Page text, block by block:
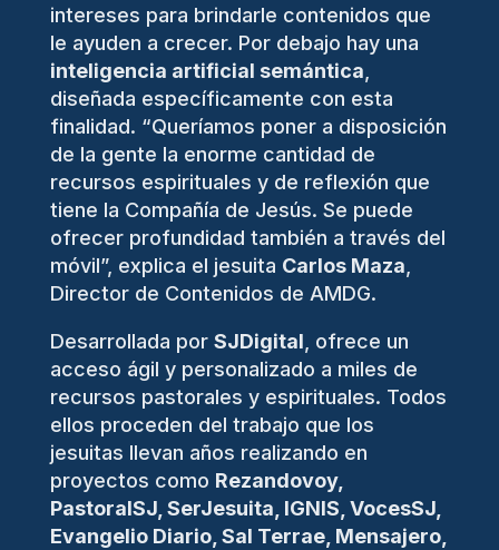
intereses para brindarle contenidos que
le ayuden a crecer. Por debajo hay una
inteligencia artificial semántica
diseñada específicamente con esta
finalidad. “Queríamos poner a disposición
de la gente la enorme cantidad de
recursos espirituales y de reflexión que
tiene la Compañía de Jesús. Se puede
ofrecer profundidad también a través del
móvil”, explica el jesuita Carlos Maza
Director de Contenidos de AMDG.
Desarrollada por SJDigital , ofrece un
acceso ágil y personalizado a miles de
recursos pastorales y espirituales. Todos
ellos proceden del trabajo que los
jesuitas llevan años realizando en
proyectos como Rezandovoy,
PastoralSJ, SerJesuita, IGNIS, VocesSJ,
Evangelio Diario, Sal Terrae, Mensajero,